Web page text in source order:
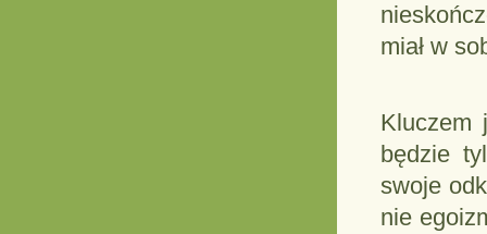
miał w
Kluczem
będzie
swoje
nie